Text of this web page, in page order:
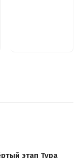
этап Тура